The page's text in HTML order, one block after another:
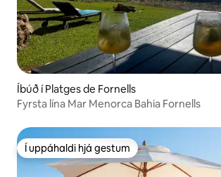
Íbúð í Platges de Fornells
Fyrsta lína Mar Menorca Bahia Fornells
Í uppáhaldi hjá gestum
Í uppáhaldi hjá gestum